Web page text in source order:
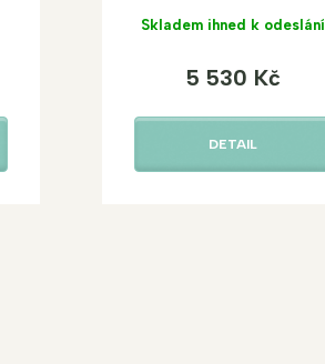
Skladem ihned k odeslání
5 530 Kč
DETAIL